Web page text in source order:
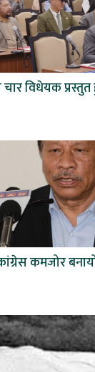
विधेयक
कमजोर